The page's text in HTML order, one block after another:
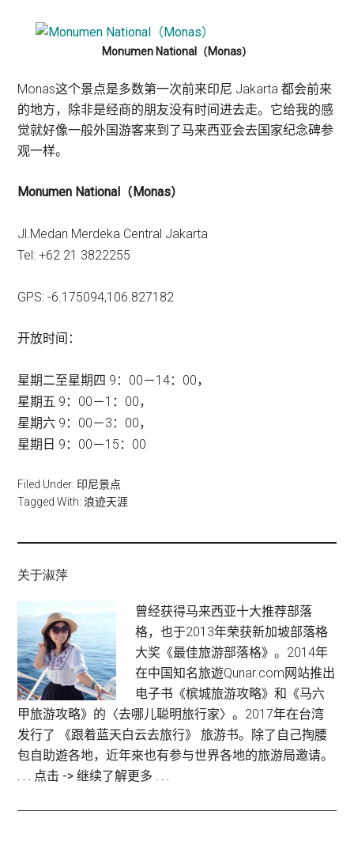
Monumen National（Monas）
Monas这个景点是多数第一次前来印尼 Jakarta 都会前来
的地方，除非是经商的朋友没有时间进去走。它给我的感
觉就好像一般外国游客来到了马来西亚会去国家纪念碑参
观一样。
Monumen National（Monas）
Jl.Medan Merdeka Central Jakarta
Tel:+62 21 3822255
GPS:-6.175094,106.827182
开放时间：
星期二至星期四 9：00－14：00，
星期五 9：00－1：00，
星期六 9：00－3：00，
星期日 9：00－15：00
Filed Under: 印尼景点
Tagged With:浪迹天涯
关于淑萍
曾经获得马来西亚十大推荐部落
格，也于2013年荣获新加坡部落格
大奖《最佳旅游部落格》。2014年
在中国知名旅遊Qunar.com网站推出
电子书《槟城旅游攻略》和《马六
甲旅游攻略》的〈去哪儿聪明旅行家〉。2017年在台湾
发行了 《跟着蓝天白云去旅行》 旅游书。除了自己掏腰
包自助遊各地，近年來也有参与世界各地的旅游局邀请。
. . . 点击 -> 继续了解更多 . . .